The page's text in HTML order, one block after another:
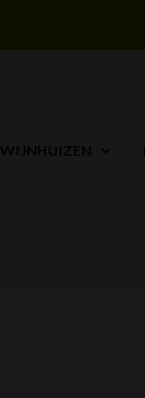
WIJNHUIZEN